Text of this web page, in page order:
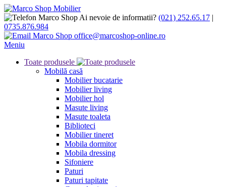
Ai nevoie de informatii? (021) 252.65.17 |
0735.876.984
office@marcoshop-online.ro
Meniu
Toate produsele
Mobilă casă
Mobilier bucatarie
Mobilier living
Mobilier hol
Masute living
Masute toaleta
Biblioteci
Mobilier tineret
Mobila dormitor
Mobila dressing
Sifoniere
Paturi
Paturi tapitate